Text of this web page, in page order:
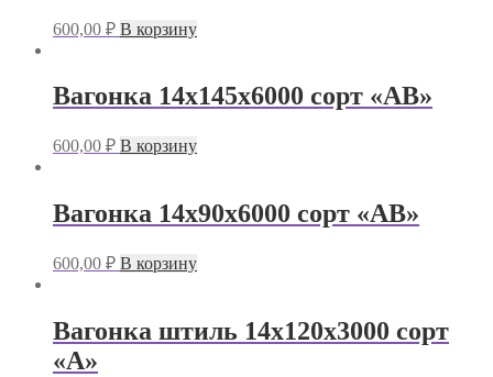
600,00 ₽ В корзину
Вагонка 14х145х6000 сорт «АB»
600,00 ₽ В корзину
Вагонка 14х90х6000 сорт «АВ»
600,00 ₽ В корзину
Вагонка штиль 14х120х3000 сорт
«А»